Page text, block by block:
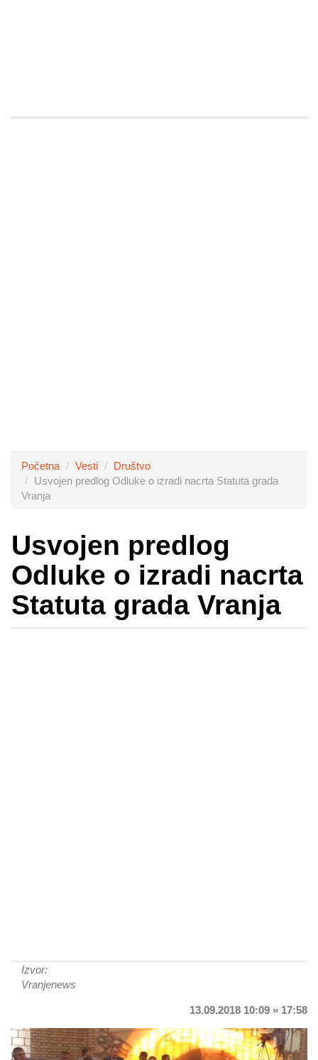
Početna Vesti
Društvo
Usvojen predlog Odluke o izradi nacrta Statuta grada
Vranja
Usvojen predlog
Odluke o izradi nacrta
Statuta grada Vranja
Izvor:
Vranjenews
13.09.2018 10:09 » 17:58